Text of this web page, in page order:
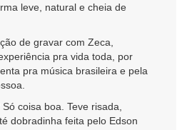
leve, natural e cheia de
de gravar com Zeca,
pra vida toda, por
pra música brasileira e pela
coisa boa. Teve risada,
dobradinha feita pelo Edson